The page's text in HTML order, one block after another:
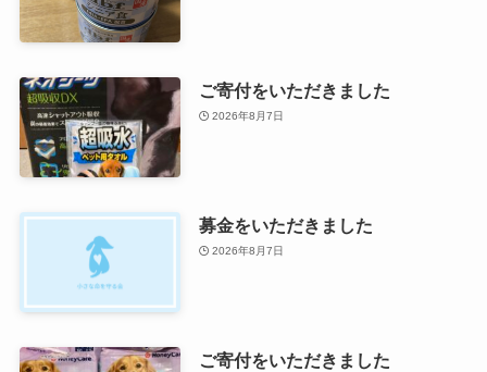
ご寄付をいただきました
2026年8月7日
募金をいただきました
2026年8月7日
ご寄付をいただきました